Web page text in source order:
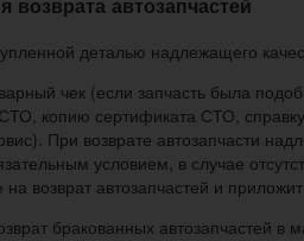
возврата автозапчастей
деталью надлежащего
чек (если запчасть была
копию сертификата СТО,
При возврате автозапчасти
условием, в случае
на возврат автозапчастей и
бракованных автозапчастей